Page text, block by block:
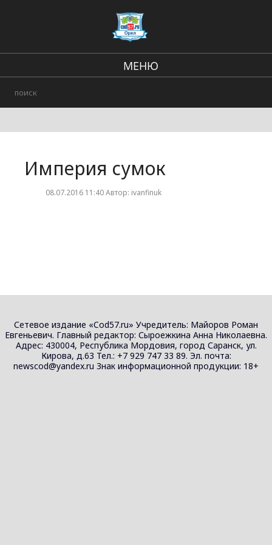
МЕНЮ
Происшествия
Империя сумок
08.07.2016 11:40 Автор: ivanfinuk
Сетевое издание «Cod57.ru» Учредитель: Майоров Роман
Евгеньевич. Главный редактор: Сыроежкина Анна Николаевна.
Адрес: 430004, Республика Мордовия, город Саранск, ул.
Кирова, д.63 Тел.: +7 929 747 33 89. Эл. почта:
newscod@yandex.ru Знак информационной продукции: 18+